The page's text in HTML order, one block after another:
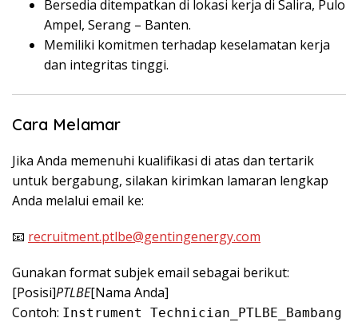
Bersedia ditempatkan di lokasi kerja di Salira, Pulo
Ampel, Serang – Banten.
Memiliki komitmen terhadap keselamatan kerja
dan integritas tinggi.
Cara Melamar
Jika Anda memenuhi kualifikasi di atas dan tertarik
untuk bergabung, silakan kirimkan lamaran lengkap
Anda melalui email ke:
📧 recruitment.ptlbe@gentingenergy.com
Gunakan format subjek email sebagai berikut:
[Posisi]PTLBE[Nama Anda]
Contoh: Instrument Technician_PTLBE_Bambang